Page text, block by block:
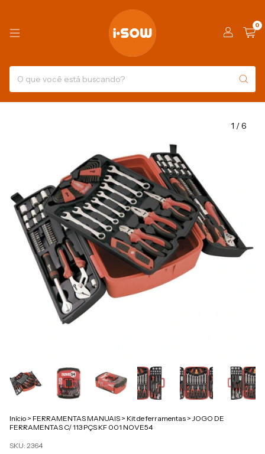
0
1 /6
Início > FERRAMENTAS MANUAIS > Kit de ferramentas > JOGO DE
FERRAMENTAS C/ 113 PÇS KF 001 NOVE54
SKU: 2364